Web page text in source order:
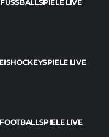
LIVE Ü
LIVE
LIVE